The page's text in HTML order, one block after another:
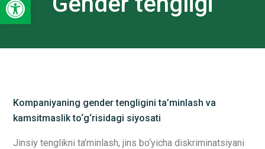
Kompaniyaning gender tengligini ta’minlash va
kamsitmaslik to‘g‘risidagi siyosati
Jinsiy tenglikni ta’minlash, jins bo‘yicha diskriminatsiyani